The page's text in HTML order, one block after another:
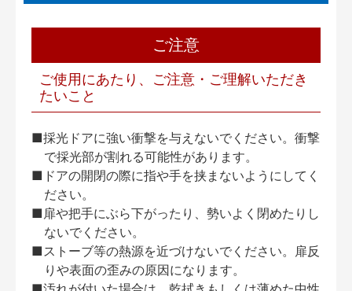
ご注意
ご使用にあたり、ご注意・ご理解いただき
たいこと
■採光ドアに強い衝撃を与えないでください。衝撃
で採光部が割れる可能性があります。
■ドアの開閉の際に指や手を挟まないようにしてく
ださい。
■扉や把手にぶら下がったり、勢いよく閉めたりし
ないでください。
■ストーブ等の熱源を近づけないでください。扉反
りや表面の歪みの原因になります。